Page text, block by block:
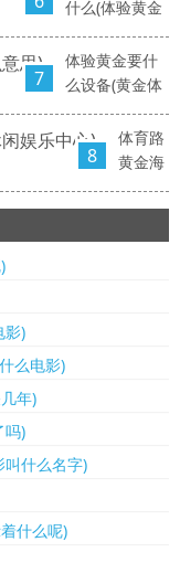
什么(体验黄金
7
体验黄金要什
么设备(黄金体
8
体育路
黄金海
影)
么电影)
年)
吗)
什么名字)
什么呢)